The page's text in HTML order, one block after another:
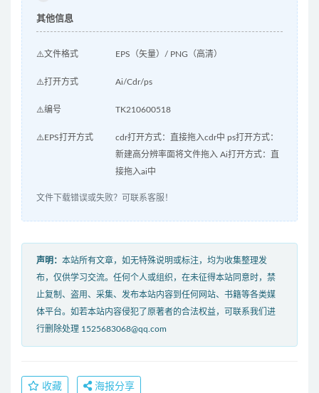
其他信息
⚠️文件格式 EPS（矢量）/ PNG（高清）
⚠️打开方式 Ai/Cdr/ps
⚠️编号 TK210600518
⚠️EPS打开方式
cdr打开方式：直接拖入cdr中 ps打开方式：
新建高分辨率面将文件拖入 Ai打开方式：直
接拖入ai中
文件下载错误或失败？可联系客服！
声明： 本站所有文章，如无特殊说明或标注，均为收集整理发
布，仅供学习交流。任何个人或组织，在未征得本站同意时，禁
止复制、盗用、采集、发布本站内容到任何网站、书籍等各类媒
体平台。如若本站内容侵犯了原著者的合法权益，可联系我们进
行删除处理 1525683068@qq.com
收藏 海报分享